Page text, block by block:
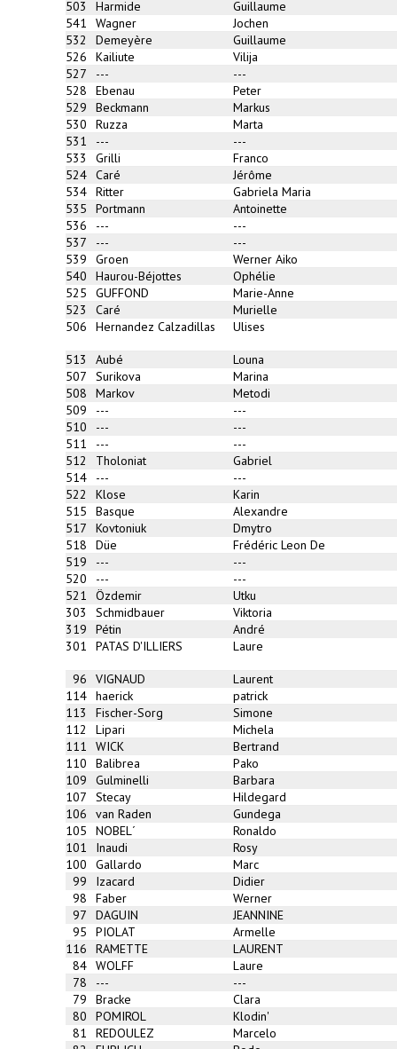
503
Harmide
Guillaume
541
Wagner
Jochen
532
Demeyère
Guillaume
526
Kailiute
Vilija
527
---
---
528
Ebenau
Peter
529
Beckmann
Markus
530
Ruzza
Marta
531
---
---
533
Grilli
Franco
524 Caré
Jérôme
534 Ritter
Gabriela Maria
535
Portmann
Antoinette
536
---
---
537
---
---
539
Groen
Werner Aiko
540
Haurou-Béjottes
Ophélie
525
GUFFOND
Marie-Anne
523
Caré
Murielle
506
Hernandez Calzadillas Ulises
513 Aubé
Louna
507
Surikova
Marina
508
Markov
Metodi
509
---
---
510
---
---
511
---
---
512
Tholoniat
Gabriel
514
---
---
522
Klose
Karin
515
Basque
Alexandre
517
Kovtoniuk
Dmytro
518
Düe
Frédéric Leon De
519
---
---
520
---
---
521
Özdemir
Utku
303
Schmidbauer
Viktoria
319
Pétin
André
301
PATAS D'ILLIERS Laure
96 VIGNAUD
Laurent
114 haerick
patrick
113
Fischer-Sorg
Simone
112
Lipari
Michela
111
WICK
Bertrand
110
Balibrea
Pako
109
Gulminelli
Barbara
107
Stecay
Hildegard
106
van Raden
Gundega
105
NOBEL´
Ronaldo
101
Inaudi
Rosy
100
Gallardo
Marc
99
Izacard
Didier
98
Faber
Werner
97
DAGUIN
JEANNINE
95
PIOLAT
Armelle
116
RAMETTE
LAURENT
84 WOLFF
Laure
78
---
---
79
Bracke
Clara
80
POMIROL
Klodin'
81
REDOULEZ
Marcelo